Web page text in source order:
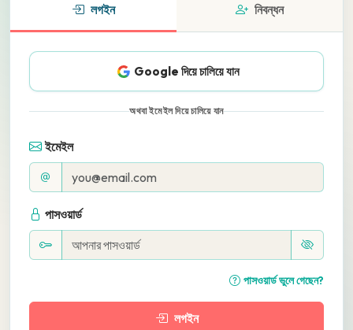
লগইন নিবন্ধন
Google দিয়ে চালিয়ে যান
অথবা ইমেইল দিয়ে চালিয়ে যান
ইমেইল
পাসওয়ার্ড
পাসওয়ার্ড ভুলে গেছেন?
লগইন